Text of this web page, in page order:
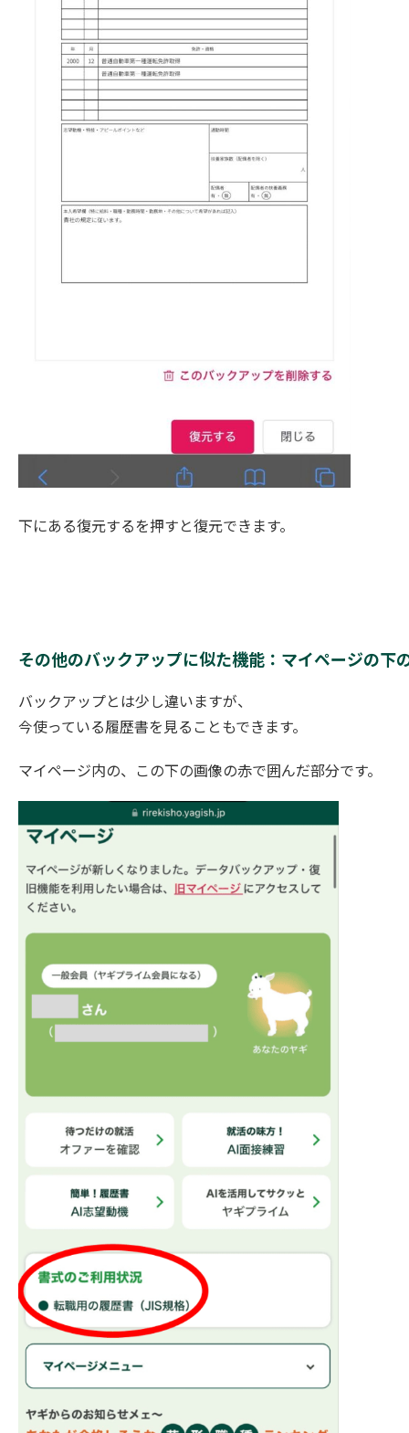
下にある復元するを押すと復元できます。
その他のバックアップに似た機能：マイページの下
バックアップとは少し違いますが、
今使っている履歴書を見ることもできます。
マイページ内の、この下の画像の赤で囲んだ部分です。